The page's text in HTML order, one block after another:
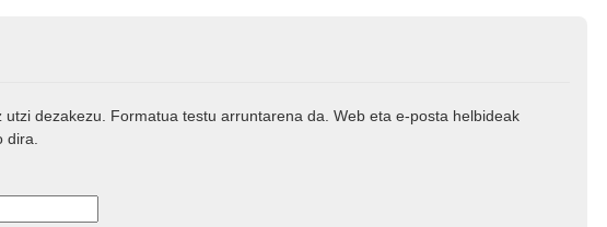
dezakezu. Formatua testu arruntarena da. Web eta e-posta helbideak
dira.